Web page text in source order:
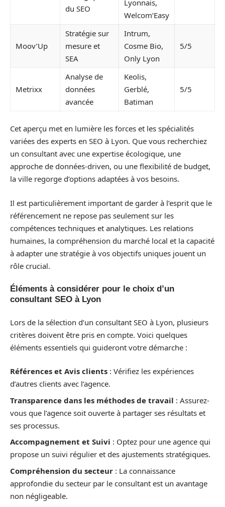
du SEO
Lyonnais,
Welcom’Easy
Moov’Up
Stratégie sur
mesure et
SEA
Intrum,
Cosme Bio,
Only Lyon
5/5
Metrixx
Analyse de
données
avancée
Keolis,
Gerblé,
Batiman
5/5
Cet aperçu met en lumière les forces et les spécialités
variées des experts en SEO à Lyon. Que vous recherchiez
un consultant avec une expertise écologique, une
approche de données-driven, ou une flexibilité de budget,
la ville regorge d’options adaptées à vos besoins.
Il est particulièrement important de garder à l’esprit que le
référencement ne repose pas seulement sur les
compétences techniques et analytiques. Les relations
humaines, la compréhension du marché local et la capacité
à adapter une stratégie à vos objectifs uniques jouent un
rôle crucial.
Éléments à considérer pour le choix d’un
consultant SEO à Lyon
Lors de la sélection d’un consultant SEO à Lyon, plusieurs
critères doivent être pris en compte. Voici quelques
éléments essentiels qui guideront votre démarche :
Références et Avis clients : Vérifiez les expériences
d’autres clients avec l’agence.
Transparence dans les méthodes de travail : Assurez-
vous que l’agence soit ouverte à partager ses résultats et
ses processus.
Accompagnement et Suivi : Optez pour une agence qui
propose un suivi régulier et des ajustements stratégiques.
Compréhension du secteur : La connaissance
approfondie du secteur par le consultant est un avantage
non négligeable.